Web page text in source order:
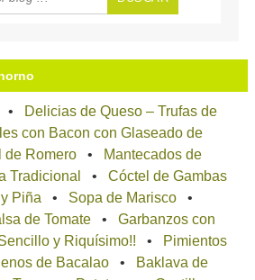
Delicias de Queso – Trufas de
con Bacon con Glaseado de
de Romero
Mantecados de
Tradicional
Cóctel de Gambas
Piña
Sopa de Marisco
de Tomate
Garbanzos con
y Riquísimo!!
Pimientos
de Bacalao
Baklava de